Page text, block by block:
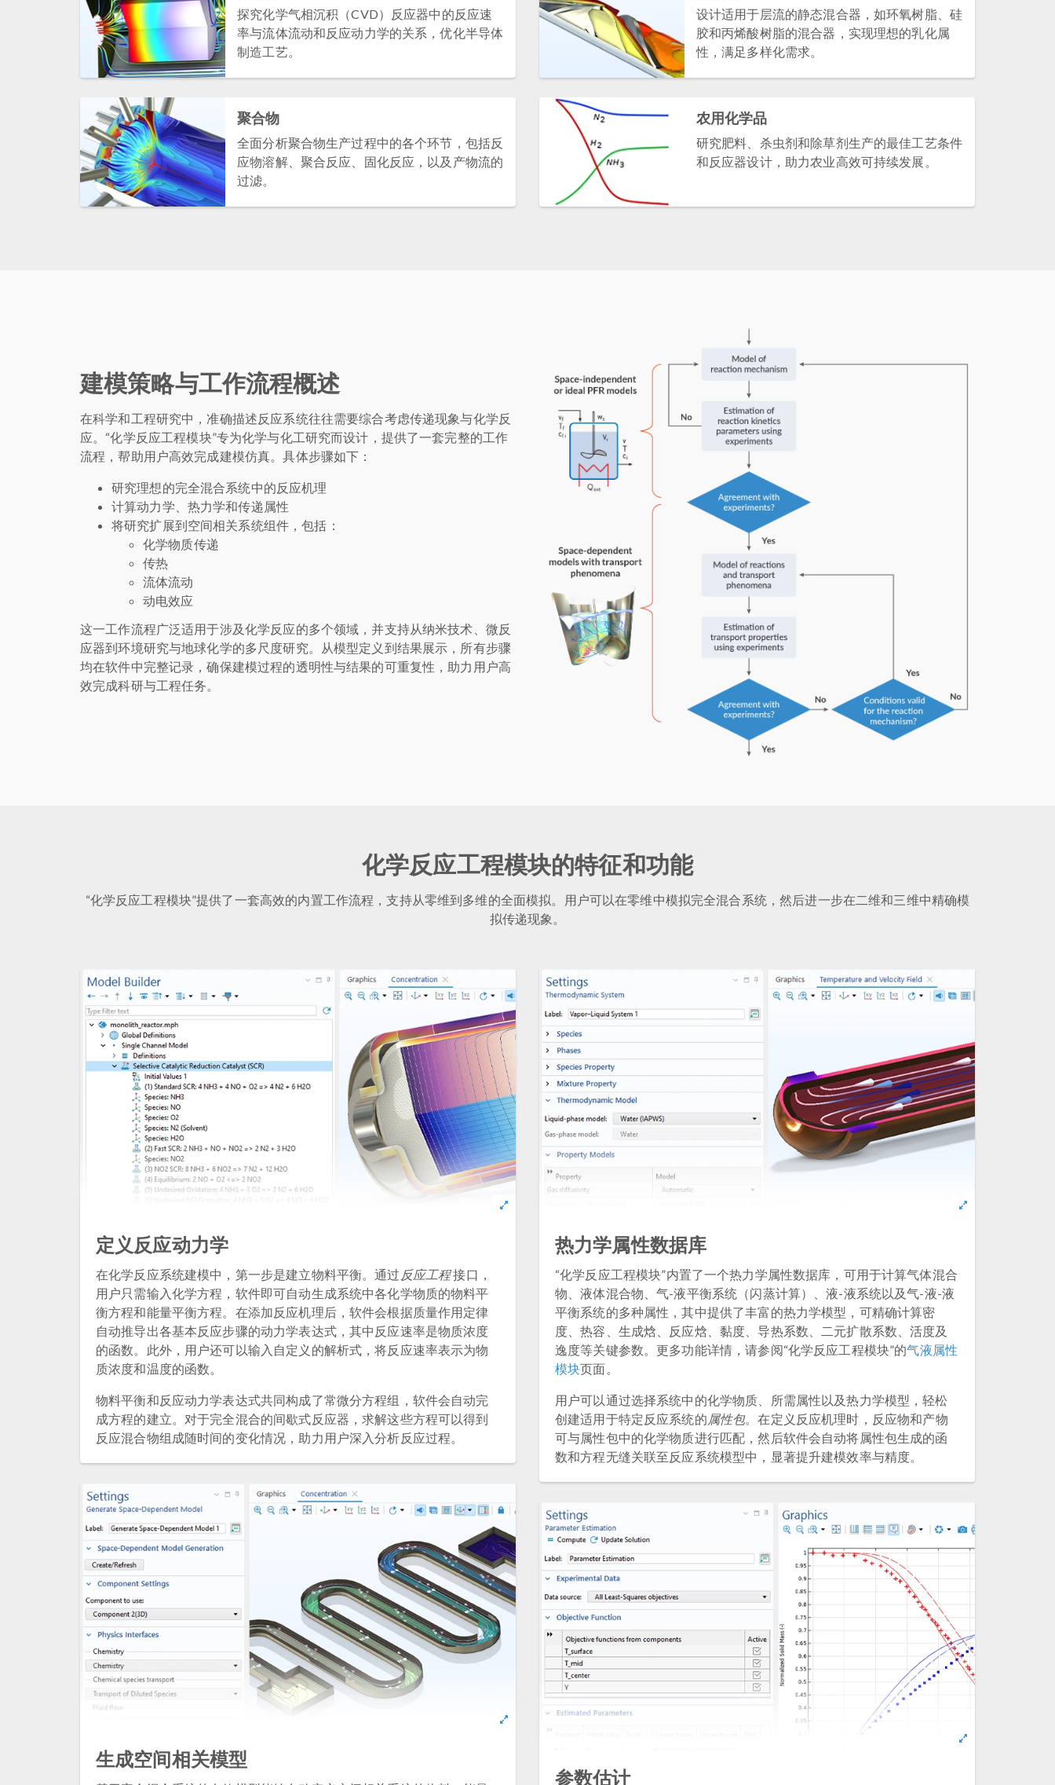
探究化学气相沉积（CVD）反应器中的反应速
率与流体流动和反应动力学的关系，优化半导体
制造工艺。
设计适用于层流的静态混合器，如环氧树脂、硅
胶和丙烯酸树脂的混合器，实现理想的乳化属
性，满足多样化需求。
聚合物
全面分析聚合物生产过程中的各个环节，包括反
应物溶解、聚合反应、固化反应，以及产物流的
过滤。
农用化学品
研究肥料、杀虫剂和除草剂生产的最佳工艺条件
和反应器设计，助力农业高效可持续发展。
建模策略与工作流程概述
在科学和工程研究中，准确描述反应系统往往需要综合考虑传递现象与化学反
应。“化学反应工程模块”专为化学与化工研究而设计，提供了一套完整的工作
流程，帮助用户高效完成建模仿真。具体步骤如下：
研究理想的完全混合系统中的反应机理
计算动力学、热力学和传递属性
将研究扩展到空间相关系统组件，包括：
化学物质传递
传热
流体流动
动电效应
这一工作流程广泛适用于涉及化学反应的多个领域，并支持从纳米技术、微反
应器到环境研究与地球化学的多尺度研究。从模型定义到结果展示，所有步骤
均在软件中完整记录，确保建模过程的透明性与结果的可重复性，助力用户高
效完成科研与工程任务。
化学反应工程模块的特征和功能
“化学反应工程模块”提供了一套高效的内置工作流程，支持从零维到多维的全面模拟。用户可以在零维中模拟完全混合系统，然后进一步在二维和三维中精确模
拟传递现象。
定义反应动力学
在化学反应系统建模中，第一步是建立物料平衡。通过 反应工程接口，
用户只需输入化学方程，软件即可自动生成系统中各化学物质的物料平
衡方程和能量平衡方程。在添加反应机理后，软件会根据质量作用定律
自动推导出各基本反应步骤的动力学表达式，其中反应速率是物质浓度
的函数。此外，用户还可以输入自定义的解析式，将反应速率表示为物
质浓度和温度的函数。
物料平衡和反应动力学表达式共同构成了常微分方程组，软件会自动完
成方程的建立。对于完全混合的间歇式反应器，求解这些方程可以得到
反应混合物组成随时间的变化情况，助力用户深入分析反应过程。
生成空间相关模型
热力学属性数据库
“化学反应工程模块”内置了一个热力学属性数据库，可用于计算气体混合
物、液体混合物、气-液平衡系统（闪蒸计算）、液-液系统以及气-液-液
平衡系统的多种属性，其中提供了丰富的热力学模型，可精确计算密
度、热容、生成焓、反应焓、黏度、导热系数、二元扩散系数、活度及
逸度等关键参数。更多功能详情，请参阅“化学反应工程模块”的气液属性
模块页面。
用户可以通过选择系统中的化学物质、所需属性以及热力学模型，轻松
创建适用于特定反应系统的 属性包。在定义反应机理时，反应物和产物
可与属性包中的化学物质进行匹配，然后软件会自动将属性包生成的函
数和方程无缝关联至反应系统模型中，显著提升建模效率与精度。
参数估计